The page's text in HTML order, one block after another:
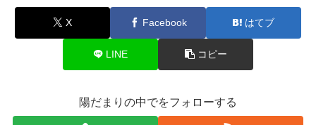
X Facebook はてブ
LINE コピー
陽だまりの中でをフォローする